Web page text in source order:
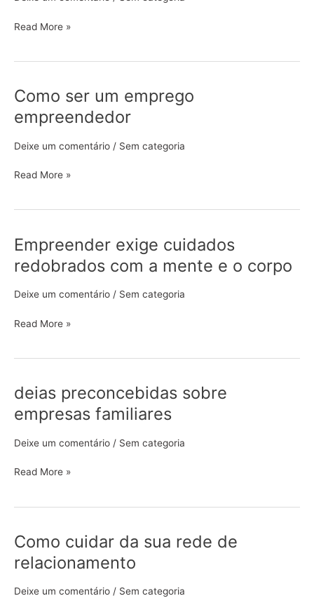
Read More »
Como ser um emprego
empreendedor
Deixe um comentário / Sem categoria
Como
um
Read More »
Empreender exige cuidados
redobrados com a mente e o corpo
Deixe um comentário / Sem categoria
Empreender
cuidados
redobrados
a
Read More »
deias preconcebidas sobre
empresas familiares
Deixe um comentário / Sem categoria
deias
preconcebidas
sobre
Read More »
Como cuidar da sua rede de
relacionamento
Deixe um comentário / Sem categoria
Como
cuidar
da
sua